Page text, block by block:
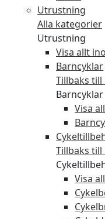
Utrustning
Alla kategorier
Utrustning
Visa allt
Barncyklar
Tillbaks
Barncyklar
Visa
Tillbaks
Visa